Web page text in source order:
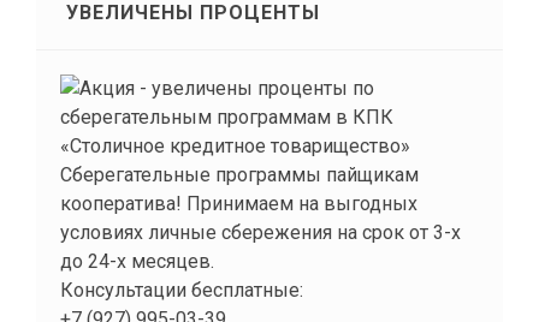
УВЕЛИЧЕНЫ ПРОЦЕНТЫ
Сберегательные программы пайщикам
кооператива! Принимаем на выгодных
условиях личные сбережения на срок от 3-х
до 24-х месяцев.
Консультации бесплатные: